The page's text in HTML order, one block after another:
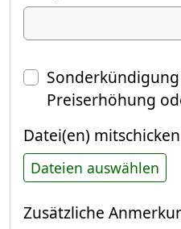
Datum
Sonderkündigung
Preiserhöhung
Datei(en) mitschicken
Dateien auswählen
Zusätzliche